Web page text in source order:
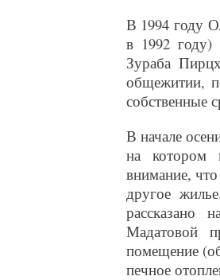
В 1994 году
в 1992 году)
Зураба
общежитии,
собственные
В начале
на котором
внимание,
другое
рассказано
Мадатовой
помещение
печное